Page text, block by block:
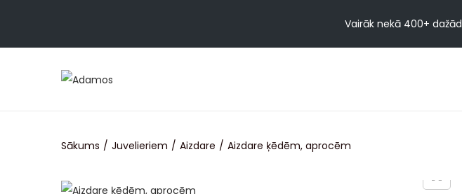
Vairāk nekā 400+
Sākums / Juvelieriem / Aizdare / Aizdare ķēdēm, aprocēm